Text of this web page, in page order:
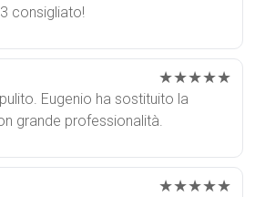
consigliato!
★★★★★
Eugenio ha sostituito la
grande professionalità.
★★★★★